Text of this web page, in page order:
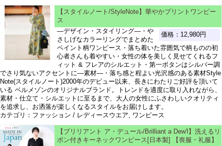
【スタイルノート/StyleNote】華やかプリントワンピー
ス
価格：12,980円
―デザイン・スタイリング―・や
さしげなカラーリングでまとめた
ペイント柄ワンピース・落ち着いた雰囲気で柄ものの初
心者さんも着やすい・女性の体を美しく見せてくれるフ
ィット & フレアのシルエット・第一ボタンはシルバー調
でさり気ないアクセントに―素材―・落ち感と程よい光沢感のある素材Style
Note(スタイルノート)2000年のデビュー以来、長きにわたりご好評を頂いて
いる ベルメゾンのオリジナルブランド。トレンドを適度に取り入れながら、
素材・仕立て・シルエットに至るまで、大人の女性にふさわしいクオリティ
を追求し、お洒落が楽しくなるスタイルをお届けします。
カテゴリ：ファッション / レディースウエア, ワンピース
【ブリリアント ア・デュール/Brilliant a Dew'l】洗えるリ
ボン付きキーネックワンピース[日本製] 【喪服・礼服】